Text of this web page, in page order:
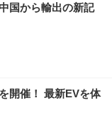
国から輸出の新記
開催！ 最新EVを体